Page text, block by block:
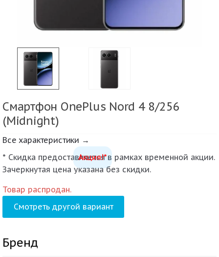
Смартфон OnePlus Nord 4 8/256
(Midnight)
Все характеристики →
Акция!*
* Скидка предоставляется в рамках временной акции.
Зачеркнутая цена указана без скидки.
Товар распродан.
Смотреть другой вариант
Бренд